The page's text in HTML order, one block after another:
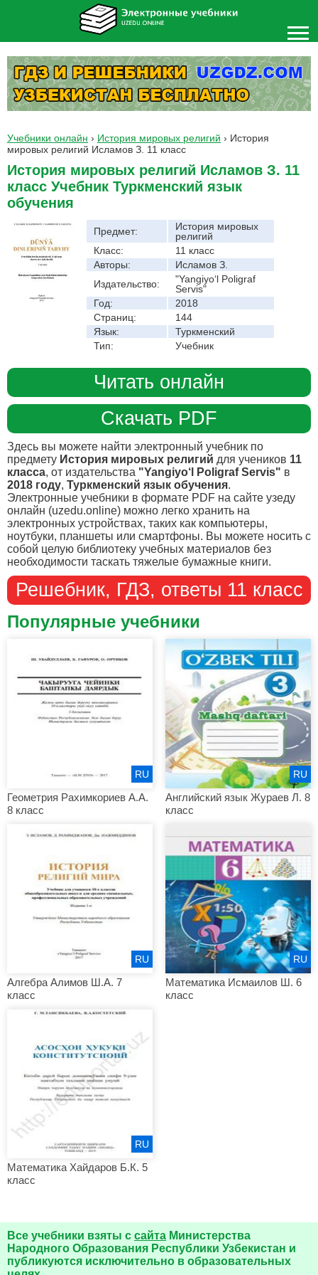
Учебники онлайн › История мировых религий › История
мировых религий Исламов З. 11 класс
История мировых религий Исламов З. 11
класс Учебник Туркменский язык
обучения
Предмет:
История мировых
религий
Класс:
11 класс
Авторы:
Исламов З.
Издательство:
"Yangiyo‘l Poligraf
Servis"
Год:
2018
Страниц:
144
Язык:
Туркменский
Тип:
Учебник
Читать онлайн
Скачать PDF
Здесь вы можете найти электронный учебник по
предмету История мировых религий для учеников 11
класса, от издательства "Yangiyo‘l Poligraf Servis" в
2018 году, Туркменский язык обучения.
Электронные учебники в формате PDF на сайте узеду
онлайн (uzedu.online) можно легко хранить на
электронных устройствах, таких как компьютеры,
ноутбуки, планшеты или смартфоны. Вы можете носить с
собой целую библиотеку учебных материалов без
необходимости таскать тяжелые бумажные книги.
Решебник, ГДЗ, ответы 11 класс
Популярные учебники
Геометрия Рахимкориев А.А.
8 класс
RU
Английский язык Жураев Л. 8
класс
RU
Алгебра Алимов Ш.А. 7
класс
RU
Математика Исмаилов Ш. 6
класс
RU
Математика Хайдаров Б.К. 5
класс
RU
Все учебники взяты с сайта Министерства
Народного Образования Республики Узбекистан и
публикуются исключительно в образовательных